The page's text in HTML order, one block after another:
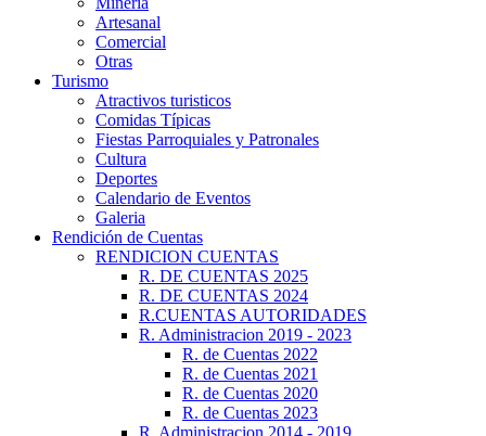
Artesanal
Comercial
Otras
Turismo
Atractivos turisticos
Comidas Típicas
Fiestas Parroquiales y Patronales
Cultura
Deportes
Calendario de Eventos
Galeria
Rendición de Cuentas
RENDICION CUENTAS
R. DE CUENTAS 2025
R. DE CUENTAS 2024
R.CUENTAS AUTORIDADES
R. Administracion 2019 - 2023
R. de Cuentas 2022
R. de Cuentas 2021
R. de Cuentas 2020
R. de Cuentas 2023
R. Administracion 2014 - 2019